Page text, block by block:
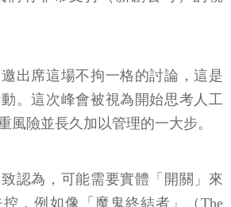
出席這場不拘一格的討論，這是
。這次峰會被視為開始思考人工
風險並長久加以管理的一大步。
認為，可能需要實體「開關」來
，例如像「魔鬼終結者」（The